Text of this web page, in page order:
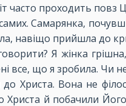
часто проходить повз
Самарянка,
навіщо прийшла до
Я жінка
все, що я зробила. Чи
Христа. Вона не
й побачили Його